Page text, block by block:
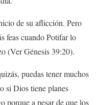
de su aflicción. Pero
feas cuando Potifar lo
(Ver Génesis 39:20).
puedas tener muchos
si Dios tiene planes
porque a pesar de que los